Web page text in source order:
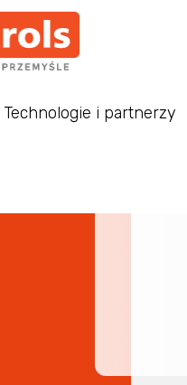
Technologie i partnerzy